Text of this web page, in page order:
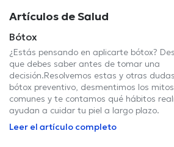
Artículos de Salud
Bótox
¿Estás pensando en aplicarte bótox?
que debes saber antes de tomar una
decisión.Resolvemos estas y otras
bótox preventivo, desmentimos los
comunes y te contamos qué hábitos
ayudan a cuidar tu piel a largo plazo.
Leer el artículo completo